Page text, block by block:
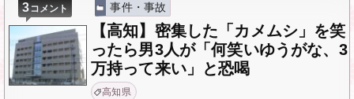
3コメント 事件・事故
【高知】密集した「カメムシ」を笑
ったら男3人が「何笑いゆうがな、3
万持って来い」と恐喝
高知県